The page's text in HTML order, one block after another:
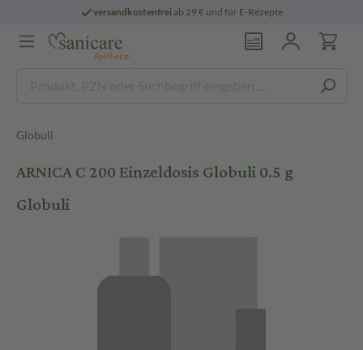
versandkostenfreiab 29 € und für E-Rezepte
Globuli
ARNICA C 200 Einzeldosis Globuli 0.5 g
Globuli